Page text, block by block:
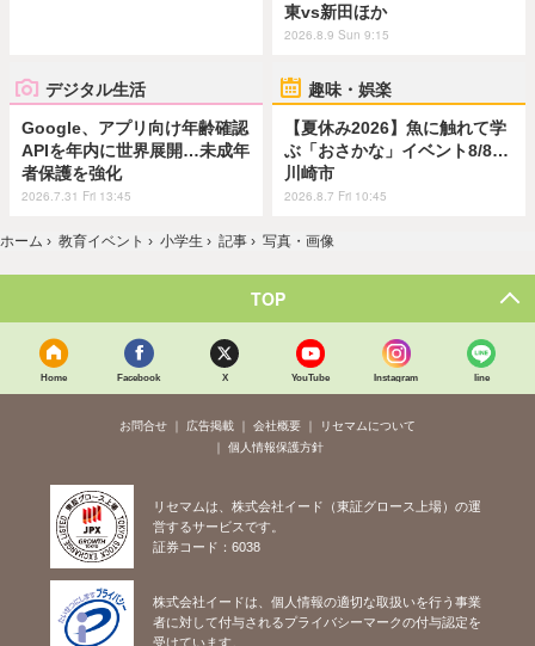
東vs新田ほか
2026.8.9 Sun 9:15
デジタル生活
Google、アプリ向け年齢確認
APIを年内に世界展開…未成年
者保護を強化
2026.7.31 Fri 13:45
趣味・娯楽
【夏休み2026】魚に触れて学
ぶ「おさかな」イベント8/8…
川崎市
2026.8.7 Fri 10:45
ホーム › 教育イベント › 小学生 › 記事 › 写真・画像
TOP
Home Facebook X YouTube Instagram line
お問合せ 広告掲載 会社概要
リセマムについて
個人情報保護方針
リセマムは、株式会社イード（東証グロース上場）の運
営するサービスです。
証券コード：6038
株式会社イードは、個人情報の適切な取扱いを行う事業
者に対して付与されるプライバシーマークの付与認定を
受けています。